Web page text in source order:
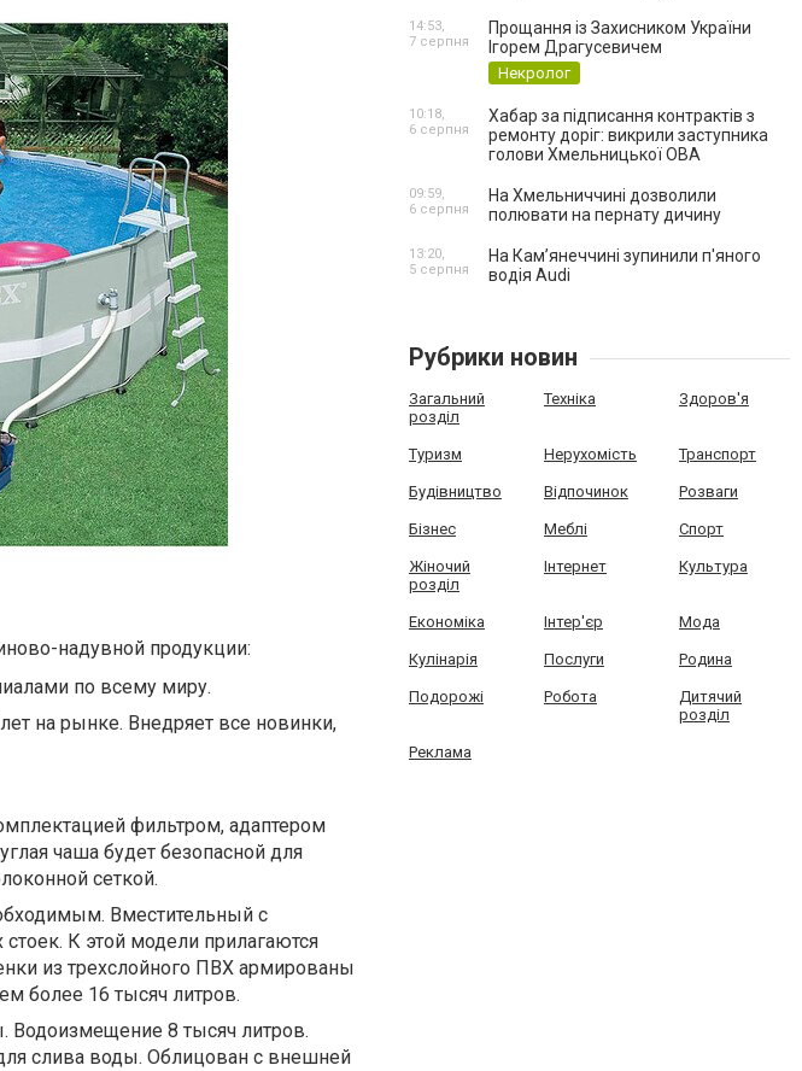
надувной продукции:
по всему миру.
на рынке. Внедряет все новинки,
фильтром, адаптером
чаша будет безопасной для
сеткой.
Вместительный с
К этой модели прилагаются
из трехслойного ПВХ армированы
более 16 тысяч литров.
Водоизмещение 8 тысяч литров.
слива воды. Облицован с внешней
Прощання із Захисником України
Ігорем Драгусевичем
Некролог
14:53,
7 серпня
Хабар за підписання контрактів з
ремонту доріг: викрили заступника
голови Хмельницької ОВА
10:18,
6 серпня
На Хмельниччині дозволили
полювати на пернату дичину
09:59,
6 серпня
На Камʼянеччині зупинили п'яного
водія Audi
13:20,
5 серпня
Рубрики новин
Загальний
розділ
Техніка Здоров'я
Туризм Нерухомість Транспорт
Будівництво Відпочинок Розваги
Бізнес Меблі Спорт
Жіночий
розділ
Інтернет Культура
Економіка Інтер'єр Мода
Кулінарія Послуги Родина
Подорожі Робота
Дитячий
розділ
Реклама